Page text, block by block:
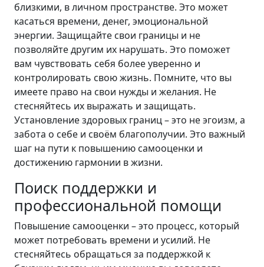
близкими, в личном пространстве. Это может
касаться времени, денег, эмоциональной
энергии. Защищайте свои границы и не
позволяйте другим их нарушать. Это поможет
вам чувствовать себя более уверенно и
контролировать свою жизнь. Помните, что вы
имеете право на свои нужды и желания. Не
стесняйтесь их выражать и защищать.
Установление здоровых границ – это не эгоизм, а
забота о себе и своём благополучии. Это важный
шаг на пути к повышению самооценки и
достижению гармонии в жизни.
Поиск поддержки и
профессиональной помощи
Повышение самооценки – это процесс, который
может потребовать времени и усилий. Не
стесняйтесь обращаться за поддержкой к